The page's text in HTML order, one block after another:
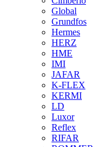
Global
Grundfos
Hermes
HERZ
HME
IMI
JAFAR
K-FLEX
KERMI
LD
Luxor
Reflex
RIFAR